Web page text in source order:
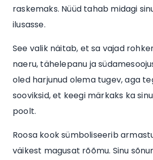
raskemaks. Nüüd tahab midagi
ilusasse.
See valik näitab, et sa vajad
naeru, tähelepanu ja
oled harjunud olema tugev, aga
sooviksid, et keegi märkaks ka
poolt.
Roosa kook sümboliseerib
väikest magusat rõõmu. Sinu